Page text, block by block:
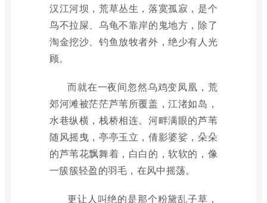
汉江河坝，荒草丛生，落寞孤寂，是个
鸟不拉屎、乌龟不靠岸的鬼地方，除了
淘金挖沙、钓鱼放牧者外，绝少有人光
顾。
而就在一夜间忽然乌鸡变凤凰，荒
郊河滩被茫茫芦苇所覆盖，江渚如岛，
水巷纵横，栈桥相连。河畔满眼的芦苇
随风摇曳，亭亭玉立，倩影婆娑，朵朵
的芦苇花飘舞着，白白的，软软的，像
一簇簇轻盈的羽毛，在风中摇荡。
更让人叫绝的是那个粉黛乱子草，